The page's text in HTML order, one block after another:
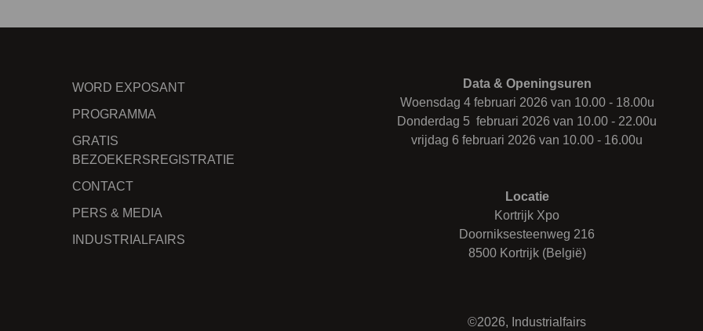
WORD EXPOSANT
PROGRAMMA
GRATIS
BEZOEKERSREGISTRATIE
CONTACT
PERS & MEDIA
INDUSTRIALFAIRS
Data & Openingsuren
Woensdag 4 februari 2026 van 10.00 - 18.00u
Donderdag 5 februari 2026 van 10.00 - 22.00u
vrijdag 6 februari 2026 van 10.00 - 16.00u
Locatie
Kortrijk Xpo
Doorniksesteenweg 216
8500 Kortrijk (België)
©2026, Industrialfairs